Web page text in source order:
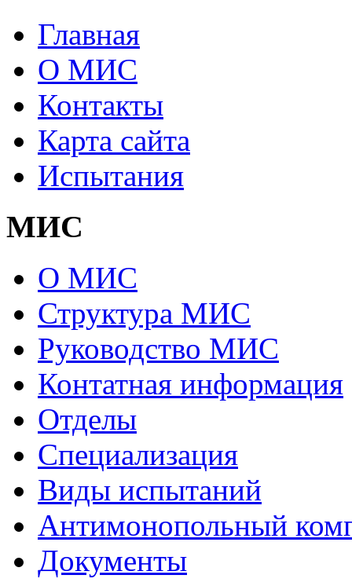
Главная
О МИС
Контакты
Карта сайта
Испытания
МИС
О МИС
Структура МИС
Руководство МИС
Контатная информация
Отделы
Специализация
Виды испытаний
Антимонопольный
Документы